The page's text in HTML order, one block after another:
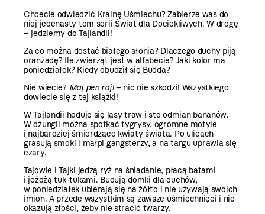
Chcecie odwiedzić Krainę Uśmiechu? Zabierze was do
niej jedenasty tom serii Świat dla Dociekliwych. W drogę
– jedziemy do Tajlandii!
Za co można dostać białego słonia? Dlaczego duchy piją
oranżadę? Ile zwierząt jest w alfabecie? Jaki kolor ma
poniedziałek? Kiedy obudził się Budda?
Nie wiecie? Maj pen raj!– nic nie szkodzi! Wszystkiego
dowiecie się z tej książki!
W Tajlandii hoduje się lasy traw i sto odmian bananów.
W dżungli można spotkać tygrysy, ogromne motyle
i najbardziej śmierdzące kwiaty świata. Po ulicach
grasują smoki i małpi gangsterzy, a na targu uprawia się
czary.
Tajowie i Tajki jedzą ryż na śniadanie, płacą batami
i jeżdżą tuk-tukami. Budują domki dla duchów,
w poniedziałek ubierają się na żółto i nie używają swoich
imion. A przede wszystkim są zawsze uśmiechnięci i nie
okazują złości, żeby nie stracić twarzy.